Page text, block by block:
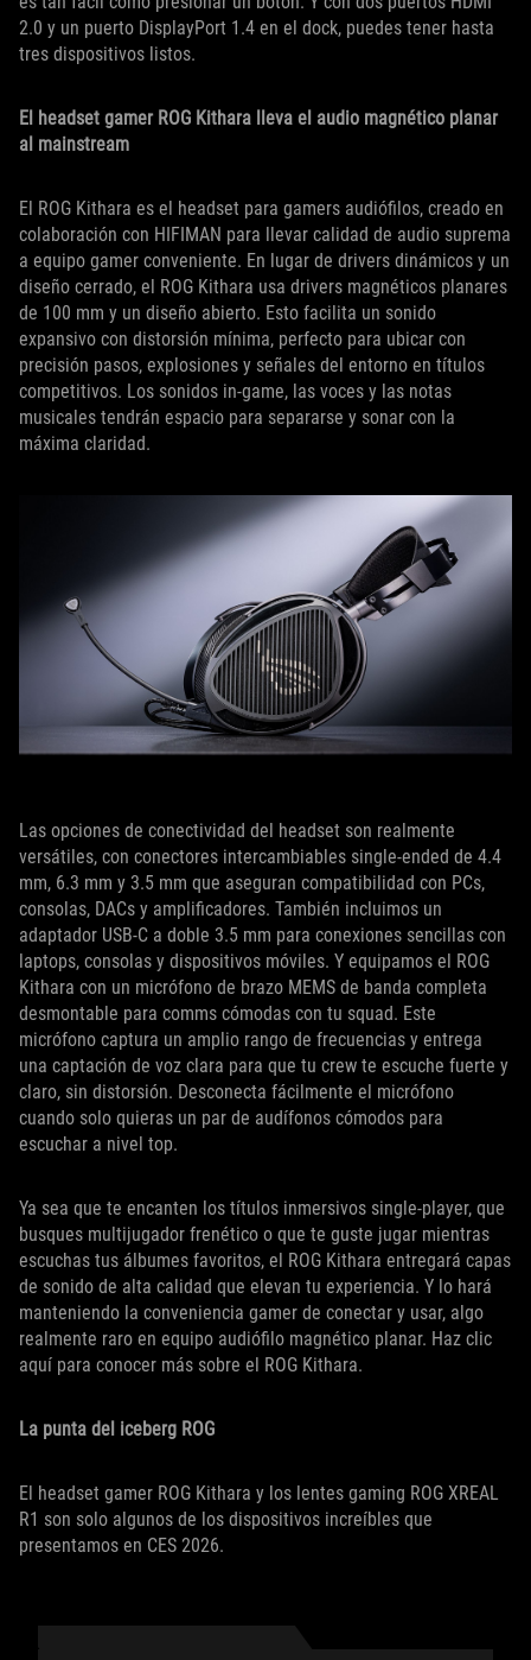
2.0 y un puerto DisplayPort 1.4 en el dock, puedes tener hasta
tres dispositivos listos.
El headset gamer ROG Kithara lleva el audio magnético planar
al mainstream
El ROG Kithara es el headset para gamers audiófilos, creado en
colaboración con HIFIMAN para llevar calidad de audio suprema
a equipo gamer conveniente. En lugar de drivers dinámicos y un
diseño cerrado, el ROG Kithara usa drivers magnéticos planares
de 100 mm y un diseño abierto. Esto facilita un sonido
expansivo con distorsión mínima, perfecto para ubicar con
precisión pasos, explosiones y señales del entorno en títulos
competitivos. Los sonidos in-game, las voces y las notas
musicales tendrán espacio para separarse y sonar con la
máxima claridad.
Las opciones de conectividad del headset son realmente
versátiles, con conectores intercambiables single-ended de 4.4
mm, 6.3 mm y 3.5 mm que aseguran compatibilidad con PCs,
consolas, DACs y amplificadores. También incluimos un
adaptador USB-C a doble 3.5 mm para conexiones sencillas con
laptops, consolas y dispositivos móviles. Y equipamos el ROG
Kithara con un micrófono de brazo MEMS de banda completa
desmontable para comms cómodas con tu squad. Este
micrófono captura un amplio rango de frecuencias y entrega
una captación de voz clara para que tu crew te escuche fuerte y
claro, sin distorsión. Desconecta fácilmente el micrófono
cuando solo quieras un par de audífonos cómodos para
escuchar a nivel top.
Ya sea que te encanten los títulos inmersivos single-player, que
busques multijugador frenético o que te guste jugar mientras
escuchas tus álbumes favoritos, el ROG Kithara entregará capas
de sonido de alta calidad que elevan tu experiencia. Y lo hará
manteniendo la conveniencia gamer de conectar y usar, algo
realmente raro en equipo audiófilo magnético planar. Haz clic
aquí para conocer más sobre el ROG Kithara.
La punta del iceberg ROG
El headset gamer ROG Kithara y los lentes gaming ROG XREAL
R1 son solo algunos de los dispositivos increíbles que
presentamos en CES 2026.